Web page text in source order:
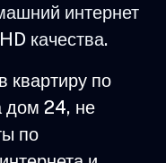
интернет
качества.
квартиру по
дом 24, не
по